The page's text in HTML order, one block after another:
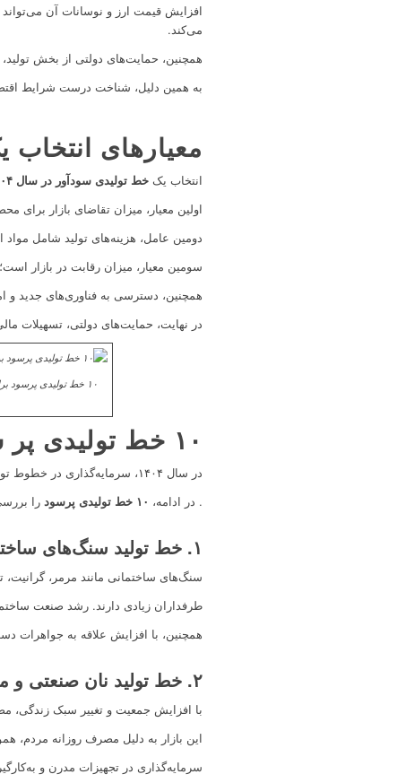
افزایش قیمت ارز و نوسانات آن می‌تواند
می‌کند.
همچنین، حمایت‌های دولتی از بخش
به همین دلیل، شناخت درست شرایط
معیارهای
انتخاب یک خط تولیدی سودآور در سال ۱۴۰۴
اولین معیار، میزان تقاضای بازار
دومین عامل، هزینه‌های تولید شامل
سومین معیار، میزان رقابت در بازار
همچنین، دسترسی به فناوری‌های جدید و
در نهایت، حمایت‌های دولتی، تسهیلات
۱۰ خط تولیدی پر سود در سال ۱۴۰۴
در سال ۱۴۰۴، سرمایه‌گذاری در خطوط تولیدی می‌تواند یکی از بهترین راه‌های کسب درآمد پایدار باشد
. در ادامه، ۱۰ خط تولیدی پرسود را
۱. خط تولید سنگ‌های
سنگ‌های ساختمانی مانند مرمر،
طرفداران زیادی دارند. رشد صنعت
همچنین، با افزایش علاقه به جواهرات
۲. خط تولید نان صنعتی و
با افزایش جمعیت و تغییر سبک
این بازار به دلیل مصرف روزانه مردم،
سرمایه‌گذاری در تجهیزات مدرن و